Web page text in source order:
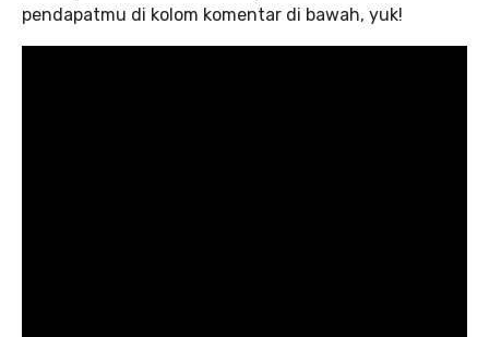
pendapatmu di kolom komentar di bawah, yuk!